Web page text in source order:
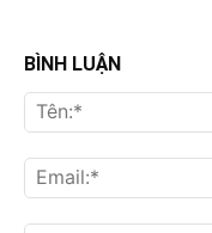
BÌNH LUẬN